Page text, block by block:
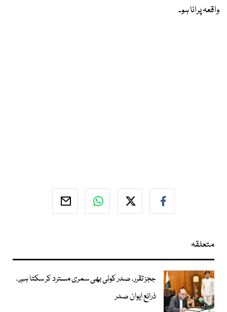
واقعہ پرانا ہو۔
متعلقہ
ججز تقرر، صدر کوئی بھی سمری مسترد کر سکتا ہے،
ذرائع ایوان صدر